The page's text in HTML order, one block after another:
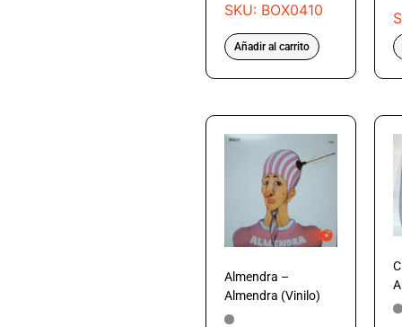
SKU: BOX0410
Añadir al carrito
Almendra –
Almendra (Vinilo)